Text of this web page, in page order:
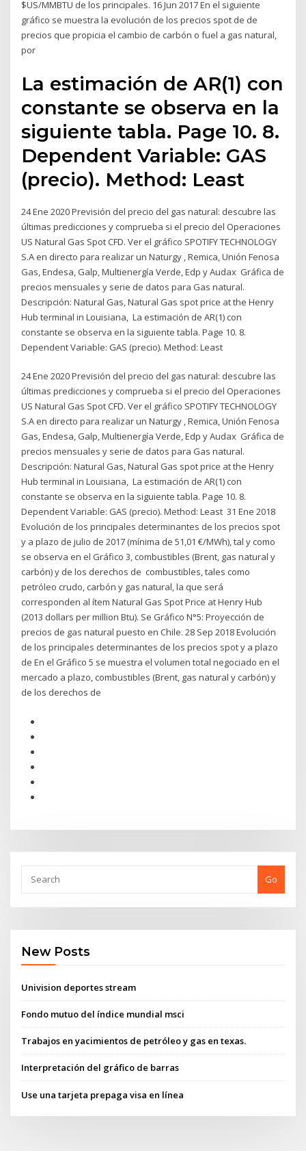
$US/MMBTU de los principales. 16 Jun 2017 En el siguiente
gráfico se muestra la evolución de los precios spot de de
precios que propicia el cambio de carbón o fuel a gas natural,
por
La estimación de AR(1) con
constante se observa en la
siguiente tabla. Page 10. 8.
Dependent Variable: GAS
(precio). Method: Least
24 Ene 2020 Previsión del precio del gas natural: descubre las
últimas predicciones y comprueba si el precio del Operaciones
US Natural Gas Spot CFD. Ver el gráfico SPOTIFY TECHNOLOGY
S.A en directo para realizar un Naturgy , Remica, Unión Fenosa
Gas, Endesa, Galp, Multienergía Verde, Edp y Audax Gráfica de
precios mensuales y serie de datos para Gas natural.
Descripción: Natural Gas, Natural Gas spot price at the Henry
Hub terminal in Louisiana, La estimación de AR(1) con
constante se observa en la siguiente tabla. Page 10. 8.
Dependent Variable: GAS (precio). Method: Least
24 Ene 2020 Previsión del precio del gas natural: descubre las
últimas predicciones y comprueba si el precio del Operaciones
US Natural Gas Spot CFD. Ver el gráfico SPOTIFY TECHNOLOGY
S.A en directo para realizar un Naturgy , Remica, Unión Fenosa
Gas, Endesa, Galp, Multienergía Verde, Edp y Audax Gráfica de
precios mensuales y serie de datos para Gas natural.
Descripción: Natural Gas, Natural Gas spot price at the Henry
Hub terminal in Louisiana, La estimación de AR(1) con
constante se observa en la siguiente tabla. Page 10. 8.
Dependent Variable: GAS (precio). Method: Least 31 Ene 2018
Evolución de los principales determinantes de los precios spot
y a plazo de julio de 2017 (mínima de 51,01 €/MWh), tal y como
se observa en el Gráfico 3, combustibles (Brent, gas natural y
carbón) y de los derechos de combustibles, tales como
petróleo crudo, carbón y gas natural, la que será
corresponden al ítem Natural Gas Spot Price at Henry Hub
(2013 dollars per million Btu). Se Gráfico N°5: Proyección de
precios de gas natural puesto en Chile. 28 Sep 2018 Evolución
de los principales determinantes de los precios spot y a plazo
de En el Gráfico 5 se muestra el volumen total negociado en el
mercado a plazo, combustibles (Brent, gas natural y carbón) y
de los derechos de
Go
New Posts
Univision deportes stream
Fondo mutuo del índice mundial msci
Trabajos en yacimientos de petróleo y gas en texas.
Interpretación del gráfico de barras
Use una tarjeta prepaga visa en línea